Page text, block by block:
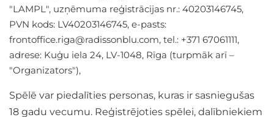
"LAMPL", uzņēmuma reģistrācijas nr.: 40203146745,
PVN kods: LV40203146745, e-pasts:
frontoffice.riga@radissonblu.com, tel.: +371 67061111,
adrese: Kuģu iela 24, LV-1048, Rīga (turpmāk arī –
"Organizators"),
Spēlē var piedalīties personas, kuras ir sasniegušas
18 gadu vecumu. Reģistrējoties spēlei, dalībniekiem